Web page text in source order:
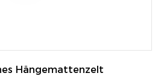
Hängemattenzelt